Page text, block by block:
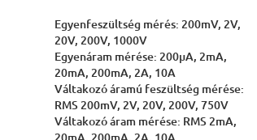
Egyenfeszültség mérés: 200mV, 2V,
20V, 200V, 1000V
Egyenáram mérése: 200μA, 2mA,
20mA, 200mA, 2A, 10A
Váltakozó áramú feszültség mérése:
RMS 200mV, 2V, 20V, 200V, 750V
Váltakozó áram mérése: RMS 2mA,